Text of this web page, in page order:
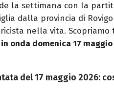
la settimana con la
dalla provincia di
nella vita.
onda domenica 17 maggio
del 17 maggio 2026: